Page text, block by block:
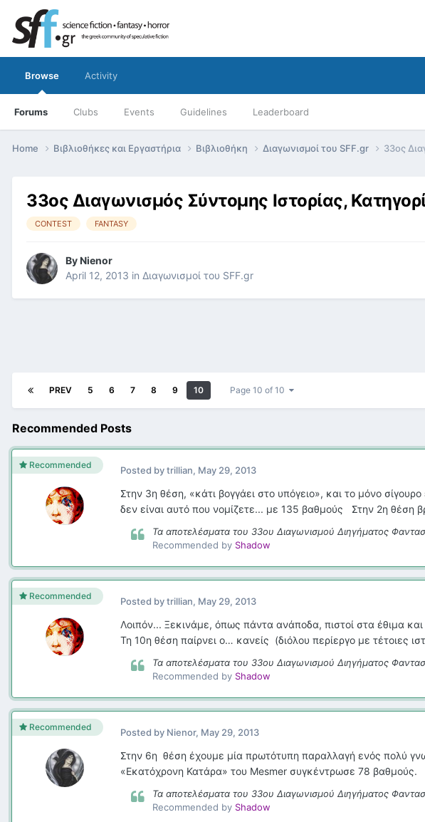
Browse
Forums Clubs Events Guidelines Leaderboard
Activity
Home Βιβλιοθήκες και Εργαστήρια Βιβλιοθήκη Διαγωνισμοί του SFF.gr 33ος
33ος Διαγωνισμός Σύντομης Ιστορίας,
CONTEST FANTASY
ByNienor
April 12, 2013 in Διαγωνισμοί του SFF.gr
PREV 5 6 7 8 9 10 Page 10 of 10
Recommended Posts
Recommended Posted bytrillian, May 29, 2013
Στην 3η θέση, «κάτι βογγάει στο υπόγειο», και το μόνο σίγουρο
δεν είναι αυτό που νομίζετε... με 135 βαθμούς Στην 2η θέση
Τα αποτελέσματα του 33ου Διαγωνισμού Διηγήματος
Recommended by Shadow
Recommended Posted bytrillian, May 29, 2013
Λοιπόν... Ξεκινάμε, όπως πάντα ανάποδα, πιστοί στα έθιμα
Τη 10η θέση παίρνει ο… κανείς (διόλου περίεργο με τέτοιες
Τα αποτελέσματα του 33ου Διαγωνισμού Διηγήματος
Recommended by Shadow
Recommended Posted by Nienor, May 29, 2013
Στην 6η θέση έχουμε μία πρωτότυπη παραλλαγή ενός πολύ
«Εκατόχρονη Κατάρα» του Mesmer συγκέντρωσε 78 βαθμούς.
Τα αποτελέσματα του 33ου Διαγωνισμού Διηγήματος
Recommended by Shadow